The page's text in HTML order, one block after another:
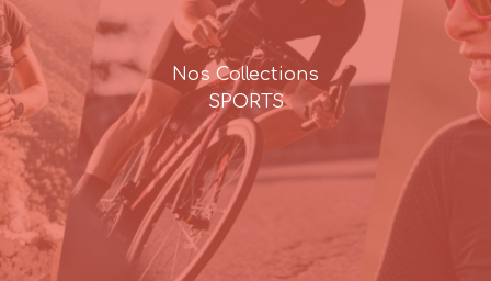
Nos Collections
SPORTS